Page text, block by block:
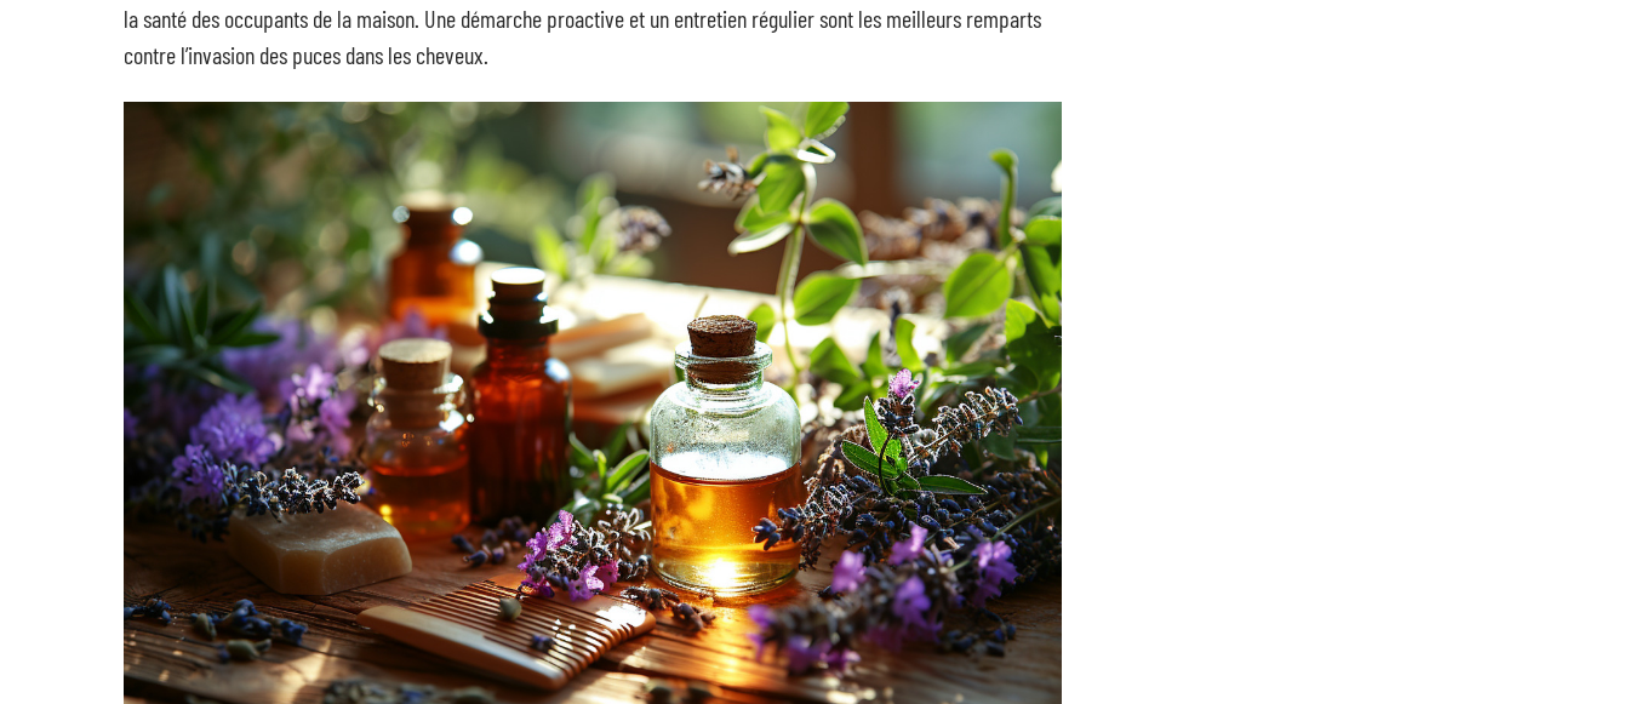
la santé des occupants de la maison. Une démarche proactive et un entretien régulier sont les meilleurs remparts
contre l’invasion des puces dans les cheveux.